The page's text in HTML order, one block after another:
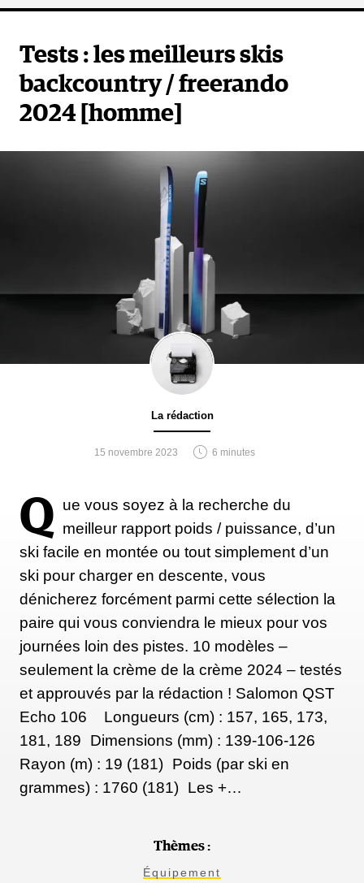
Tests : les meilleurs skis
backcountry / freerando
2024 [homme]
La rédaction
15 novembre 2023 6 minutes
Q ue vous soyez à la recherche du
meilleur rapport poids / puissance, d’un
ski facile en montée ou tout simplement d’un
ski pour charger en descente, vous
dénicherez forcément parmi cette sélection la
paire qui vous conviendra le mieux pour vos
journées loin des pistes. 10 modèles –
seulement la crème de la crème 2024 – testés
et approuvés par la rédaction ! Salomon QST
Echo 106 Longueurs (cm) : 157, 165, 173,
181, 189 Dimensions (mm) : 139-106-126
Rayon (m) : 19 (181) Poids (par ski en
grammes) : 1760 (181) Les +…
Thèmes :
Équipement